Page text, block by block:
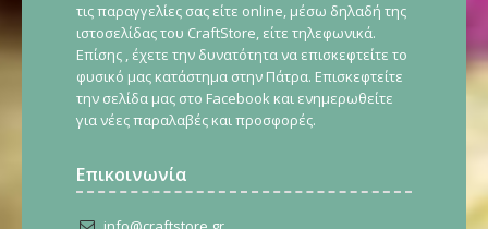
τις παραγγελίες σας είτε online, μέσω δηλαδή της
ιστοσελίδας του CraftStore, είτε τηλεφωνικά.
Επίσης , έχετε την δυνατότητα να επισκεφτείτε το
φυσικό μας κατάστημα στην Πάτρα. Επισκεφτείτε
την σελίδα μας στο Facebook και ενημερωθείτε
για νέες παραλαβές και προσφορές.
Επικοινωνία